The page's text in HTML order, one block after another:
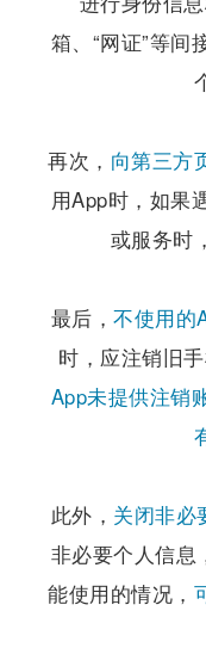
箱、“网证”等间
再次， 向第三方
用App时，如果
或服务时
最后， 不使用的
时，应注销旧
App未提供注销
此外， 关闭非必
非必要个人信息
能使用的情况，